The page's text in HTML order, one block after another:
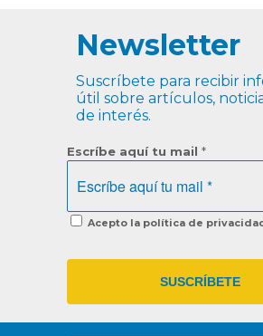
Newsletter
Suscríbete para recibir
útil sobre artículos,
de interés.
Escríbe aquí tu mail *
Acepto la política de